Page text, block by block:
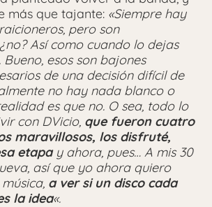
más que tajante: «Siempre hay
pero son
Así como cuando lo dejas
esos son bajones
de una decisión difícil de
no hay nada blanco o
es que no. O sea, todo lo
con DVicio, que fueron cuatro
maravillosos, los disfruté,
etapay ahora, pues… A mis 30
así que yo ahora quiero
a ver si un disco cada
la idea«.